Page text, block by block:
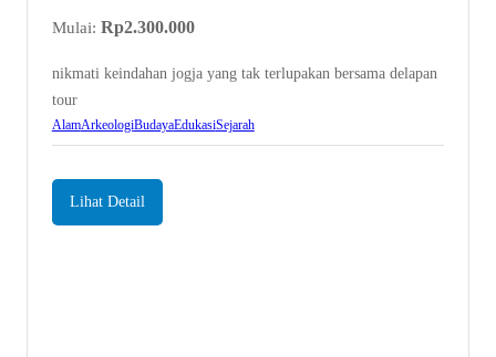
Mulai: Rp2.300.000
nikmati keindahan jogja yang tak terlupakan bersama delapan
tour
AlamArkeologiBudayaEdukasiSejarah
Lihat Detail